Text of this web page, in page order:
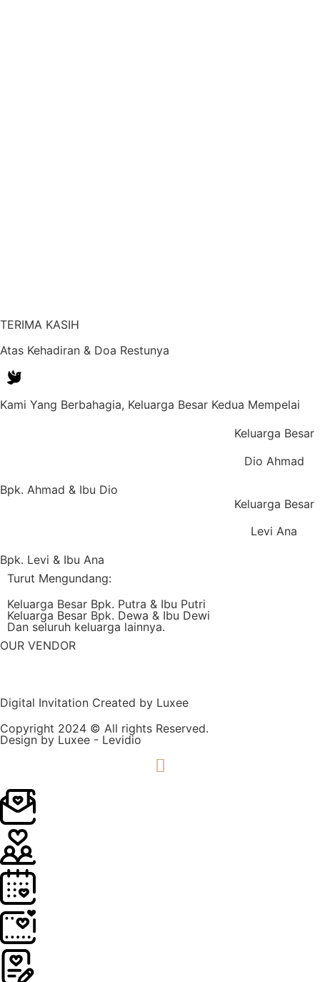
TERIMA KASIH
Atas Kehadiran & Doa Restunya
Kami Yang Berbahagia, Keluarga Besar Kedua Mempelai
Keluarga Besar
Dio Ahmad
Bpk. Ahmad & Ibu Dio
Keluarga Besar
Levi Ana
Bpk. Levi & Ibu Ana
Turut Mengundang:
Keluarga Besar Bpk. Putra & Ibu Putri
Keluarga Besar Bpk. Dewa & Ibu Dewi
Dan seluruh keluarga lainnya.
OUR VENDOR
Digital Invitation Created by Luxee
Copyright 2024 © All rights Reserved.
Design by Luxee - Levidio